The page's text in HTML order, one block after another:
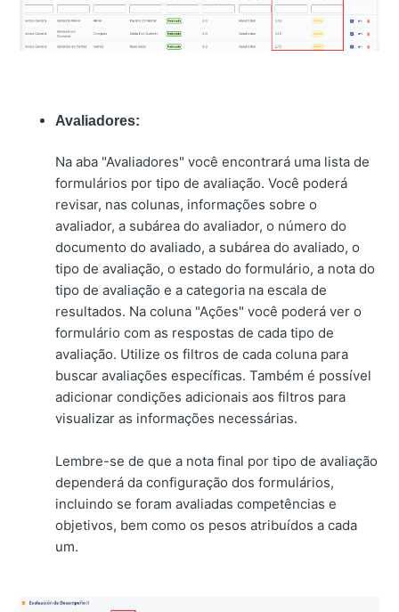
Avaliadores:
Na aba "Avaliadores" você encontrará uma lista de
formulários por tipo de avaliação. Você poderá
revisar, nas colunas, informações sobre o
avaliador, a subárea do avaliador, o número do
documento do avaliado, a subárea do avaliado, o
tipo de avaliação, o estado do formulário, a nota do
tipo de avaliação e a categoria na escala de
resultados. Na coluna "Ações" você poderá ver o
formulário com as respostas de cada tipo de
avaliação. Utilize os filtros de cada coluna para
buscar avaliações específicas. Também é possível
adicionar condições adicionais aos filtros para
visualizar as informações necessárias.
Lembre-se de que a nota final por tipo de avaliação
dependerá da configuração dos formulários,
incluindo se foram avaliadas competências e
objetivos, bem como os pesos atribuídos a cada
um.